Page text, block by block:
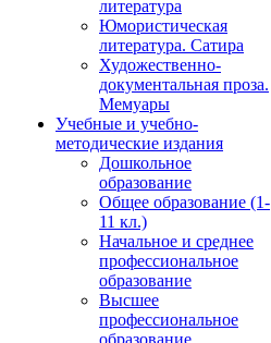
литература
Юмористическая
литература. Сатира
Художественно-
документальная проза.
Мемуары
Учебные и учебно-
методические издания
Дошкольное
образование
Общее образование (1-
11 кл.)
Начальное и среднее
профессиональное
образование
Высшее
профессиональное
образование